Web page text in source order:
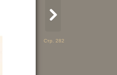
Стр. 282